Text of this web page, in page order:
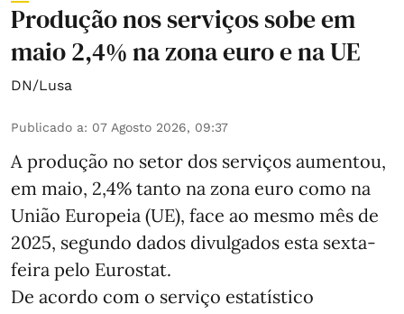
Produção nos serviços sobe em
maio 2,4% na zona euro e na UE
DN/Lusa
Publicado a: 07 Agosto 2026, 09:37
A produção no setor dos serviços aumentou,
em maio, 2,4% tanto na zona euro como na
União Europeia (UE), face ao mesmo mês de
2025, segundo dados divulgados esta sexta-
feira pelo Eurostat.
De acordo com o serviço estatístico